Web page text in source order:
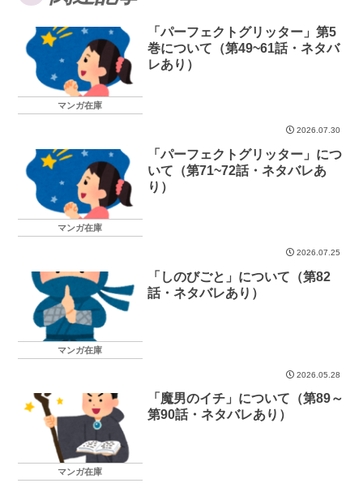
マンガ在庫
「パーフェクトグリッター」第5
巻について（第49~61話・ネタバ
レあり）
2026.07.30
マンガ在庫
「パーフェクトグリッター」につ
いて（第71~72話・ネタバレあ
り）
2026.07.25
マンガ在庫
「しのびごと」について（第82
話・ネタバレあり）
2026.05.28
マンガ在庫
「魔男のイチ」について（第89～
第90話・ネタバレあり）